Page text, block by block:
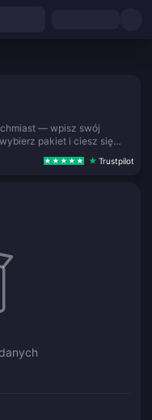
— wpisz swój
pakiet i ciesz się
płatnością.
Trustpilot